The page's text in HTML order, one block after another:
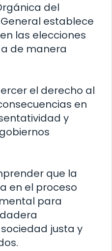
del
establece
las elecciones
de manera
el derecho al
en
y
que la
en el proceso
para
justa y